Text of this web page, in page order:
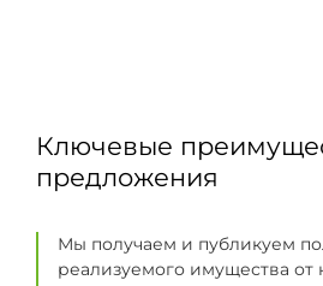
Ключевые
предложения
Мы получаем и публикуем
реализуемого имущества от